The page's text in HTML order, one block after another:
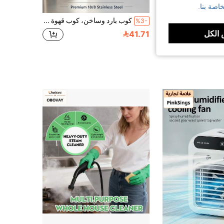
%3- كوب بارد وساخن، كوب قهوة عصري من الفولاذ المقاوم للصدأ، زجاجة ماء للسفر معزولة، كوب محكم الإغلاق قابل لإعادة الاستخدام بجدران مزدوجة، مناسب للمشروبات الساخنة والباردة، المياه الفوارة، شاي الفاكهة، العصير، هدية قهوة
41.71
بنا.